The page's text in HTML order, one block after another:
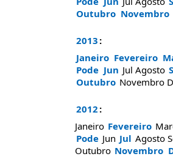
Outubro Novembro
2013 :
Janeiro Fevereiro
Pode Jun Jul Agosto
Outubro Novembro
2012 :
Janeiro Fevereiro
Pode Jun Jul Agosto
Outubro Novembro